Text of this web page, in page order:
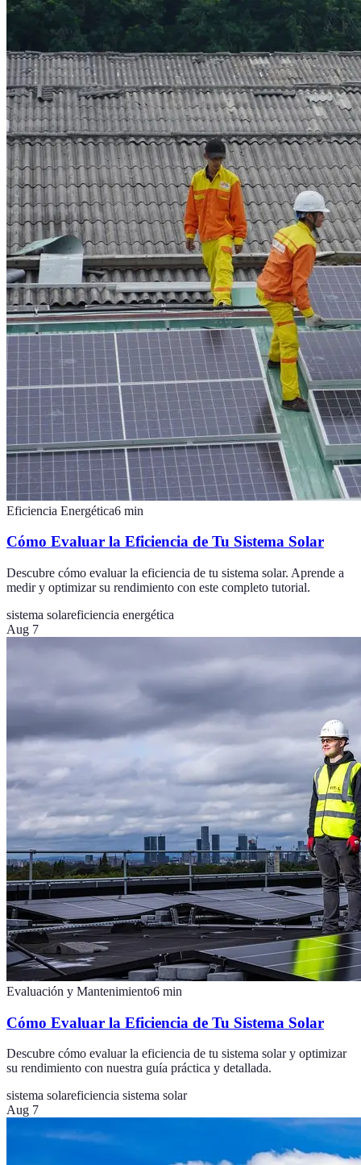
Eficiencia Energética6 min
Cómo Evaluar la Eficiencia de Tu Sistema Solar
Descubre cómo evaluar la eficiencia de tu sistema solar. Aprende a
medir y optimizar su rendimiento con este completo tutorial.
sistema solareficiencia energética
Aug 7
Evaluación y Mantenimiento6 min
Cómo Evaluar la Eficiencia de Tu Sistema Solar
Descubre cómo evaluar la eficiencia de tu sistema solar y optimizar
su rendimiento con nuestra guía práctica y detallada.
sistema solareficiencia sistema solar
Aug 7